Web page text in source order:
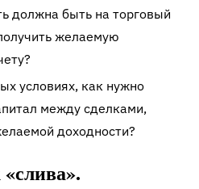
должна быть на торговый
желаемую
условиях, как нужно
между сделками,
доходности?